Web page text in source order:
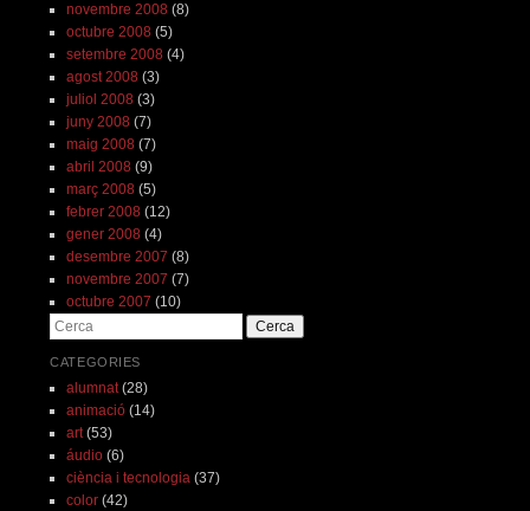
novembre 2008 (8)
octubre 2008 (5)
setembre 2008 (4)
agost 2008 (3)
juliol 2008 (3)
juny 2008 (7)
maig 2008 (7)
abril 2008 (9)
març 2008 (5)
febrer 2008 (12)
gener 2008 (4)
desembre 2007 (8)
novembre 2007 (7)
octubre 2007 (10)
Cerca
CATEGORIES
alumnat(28)
animació(14)
art(53)
áudio(6)
ciència i tecnologia(37)
color(42)